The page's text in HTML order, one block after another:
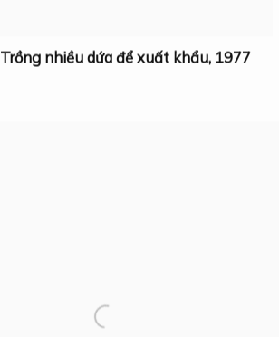
Trồng nhiều dứa để xuất khẩu, 1977